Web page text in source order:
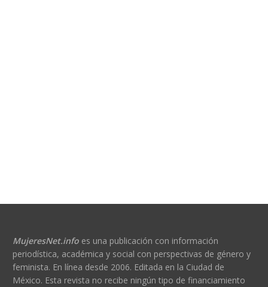
MujeresNet.infoes una publicación con información
periodística, académica y social con perspectivas de género y
feminista. En línea desde 2006. Editada en la Ciudad de
México. Esta revista no recibe ningún tipo de financiamiento